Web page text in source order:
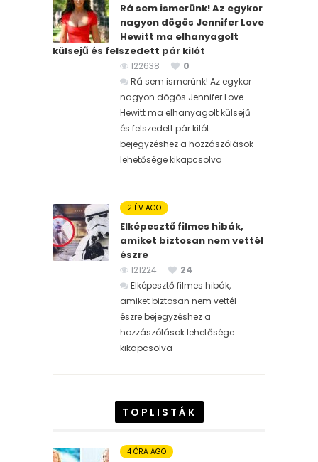
Rá sem ismerünk! Az egykor
nagyon dögös Jennifer Love
Hewitt ma elhanyagolt
külsejű és felszedett pár kilót
122638
0
Rá sem ismerünk! Az egykor
nagyon dögös Jennifer Love
Hewitt ma elhanyagolt külsejű
és felszedett pár kilót
bejegyzéshez a hozzászólások
lehetősége kikapcsolva
2 ÉV AGO
Elképesztő filmes hibák,
amiket biztosan nem vettél
észre
121224
24
Elképesztő filmes hibák,
amiket biztosan nem vettél
észre bejegyzéshez a
hozzászólások lehetősége
kikapcsolva
TOPLISTÁK
4 ÓRA AGO